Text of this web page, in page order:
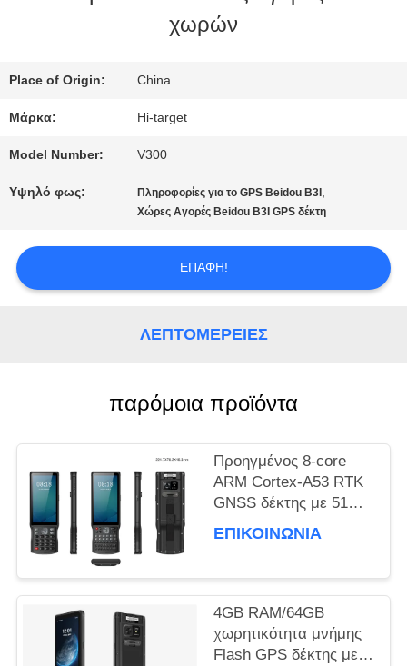
ΈΛΕΓΧΟΣ
ΕΛΆΤΕ
ΕΠΑΦΉ
ΜΕ
ΑΠΌΣΠΑΣΜΑ
SITEMAP
PRIVACY
POLICY
χωρών
Place of Origin: China
Μάρκα: Hi-target
Model Number: V300
Υψηλό φως: Πληροφορίες για το GPS Beidou B3I ,
Χώρες Αγορές Beidou B3I GPS δέκτη
ΕΠΑΦΉ!
ΛΕΠΤΟΜΈΡΕΙΕΣ
παρόμοια προϊόντα
Προηγμένος 8-core
ARM Cortex-A53 RTK
GNSS δέκτης με 51
πλήκτρα και 1
τύπου C
ΕΠΙΚΟΙΝΩΝΊΑ
4GB RAM/64GB
χωρητικότητα μνήμης
Flash GPS δέκτης με